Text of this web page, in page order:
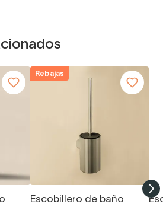
Rebajas
Escobillero de baño